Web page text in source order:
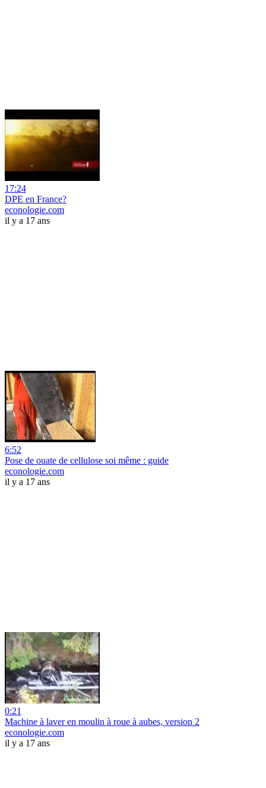
17:24
DPE en France?
econologie.com
il y a 17 ans
6:52
Pose de ouate de cellulose soi même : guide
econologie.com
il y a 17 ans
0:21
Machine à laver en moulin à roue à aubes, version 2
econologie.com
il y a 17 ans